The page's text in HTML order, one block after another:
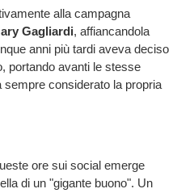
alla campagna
Gagliardi, affiancandola
anni più tardi aveva deciso
portando avanti le stesse
sempre considerato la propria
ore sui social emerge
di un "gigante buono". Un